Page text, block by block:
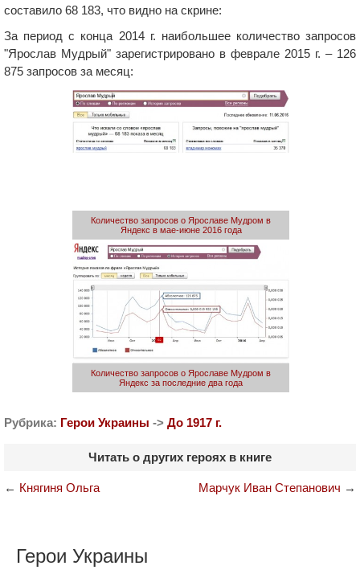
составило 68 183, что видно на скрине:
За период с конца 2014 г. наибольшее количество запросов
"Ярослав Мудрый" зарегистрировано в феврале 2015 г. – 126
875 запросов за месяц:
Количество запросов о Ярославе Мудром в
Яндекс в мае-июне 2016 года
Количество запросов о Ярославе Мудром в
Яндекс за последние два года
Рубрика: Герои Украины -> До 1917 г.
Читать о других героях в книге
← Княгиня Ольга Марчук Иван Степанович →
Герои Украины